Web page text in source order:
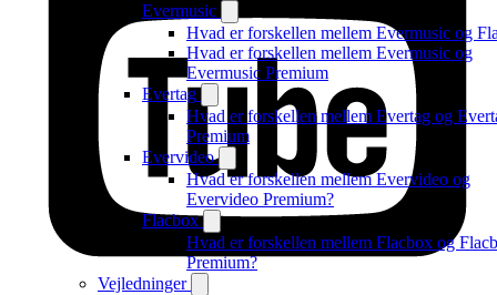
Evermusic
Hvad er forskellen mellem Evermusic og
Hvad er forskellen mellem Evermusic og
Evermusic Premium
Evertag
Hvad er forskellen mellem Evertag og
Premium
Evervideo
Hvad er forskellen mellem Evervideo og
Evervideo Premium?
Flacbox
Hvad er forskellen mellem Flacbox og
Premium?
Vejledninger